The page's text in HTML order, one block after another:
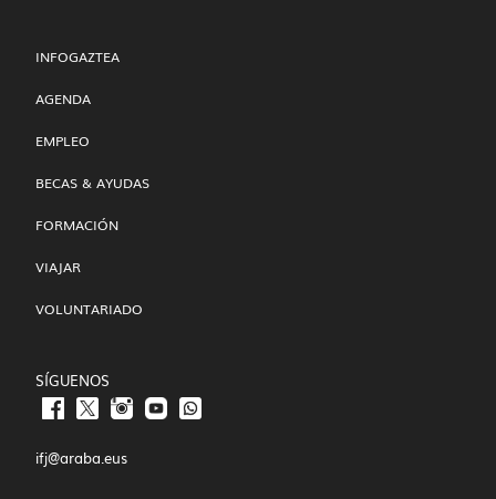
INFOGAZTEA
AGENDA
EMPLEO
BECAS & AYUDAS
FORMACIÓN
VIAJAR
VOLUNTARIADO
SÍGUENOS
ifj@araba.eus